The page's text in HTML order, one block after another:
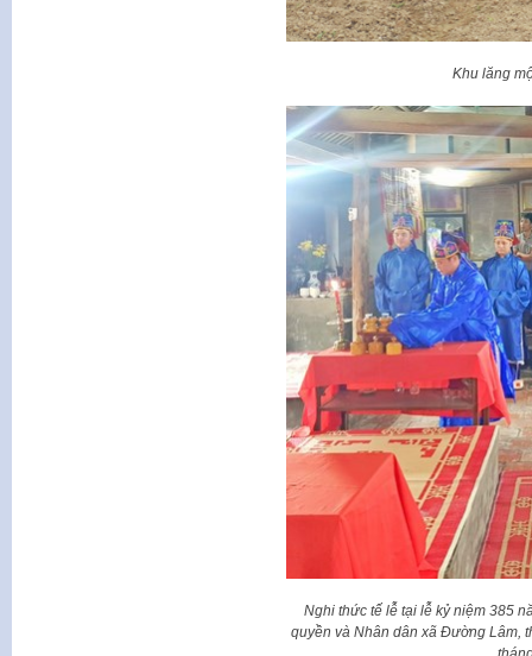
Khu lăng
Nghi thức tế lễ tại lễ kỷ niệm 385
quyền và Nhân dân xã Đường Lâm,